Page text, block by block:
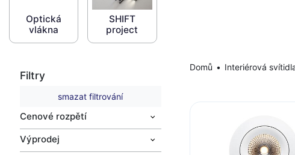
Optická
vlákna
SHIFT
project
Filtry
smazat filtrování
Cenové rozpětí
Výprodej
Domů Interiérová